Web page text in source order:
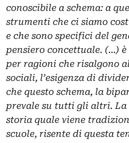
conoscibile a schema: a
strumenti che ci siamo
e che sono specifici del
pensiero concettuale. (…)
per ragioni che risalgono
sociali, l’esigenza di
che questo schema, la
prevale su tutti gli altri. La
storia quale viene
scuole, risente di questa